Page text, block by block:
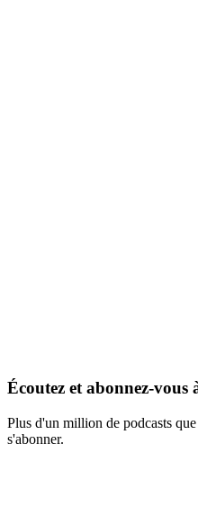
Écoutez et abonnez-vous
Plus d'un million de podcasts
s'abonner.